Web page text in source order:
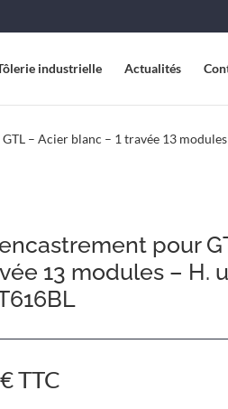
industrielle Actualités
– Acier blanc – 1 travée 13
pour
13 modules – H.
€TTC